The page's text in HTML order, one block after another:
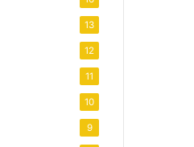
13
12
11
10
9